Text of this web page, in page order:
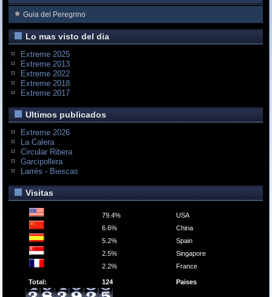
Guia del Peregrino
Lo mas visto del dia
Extreme 2025
Extreme 2013
Extreme 2022
Extreme 2018
Extreme 2017
Ultimos publicados
Extreme 2026
La Calera
Circular Ribera
Garcipollera
Larrés - Biescas
Visitas
79.4%
USA
6.6%
China
5.2%
Spain
2.5%
Singapore
2.2%
France
Total: 124 Paises